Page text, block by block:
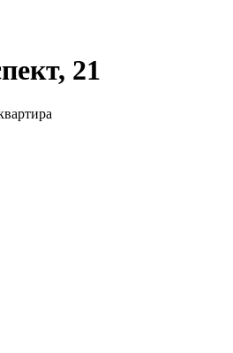
21